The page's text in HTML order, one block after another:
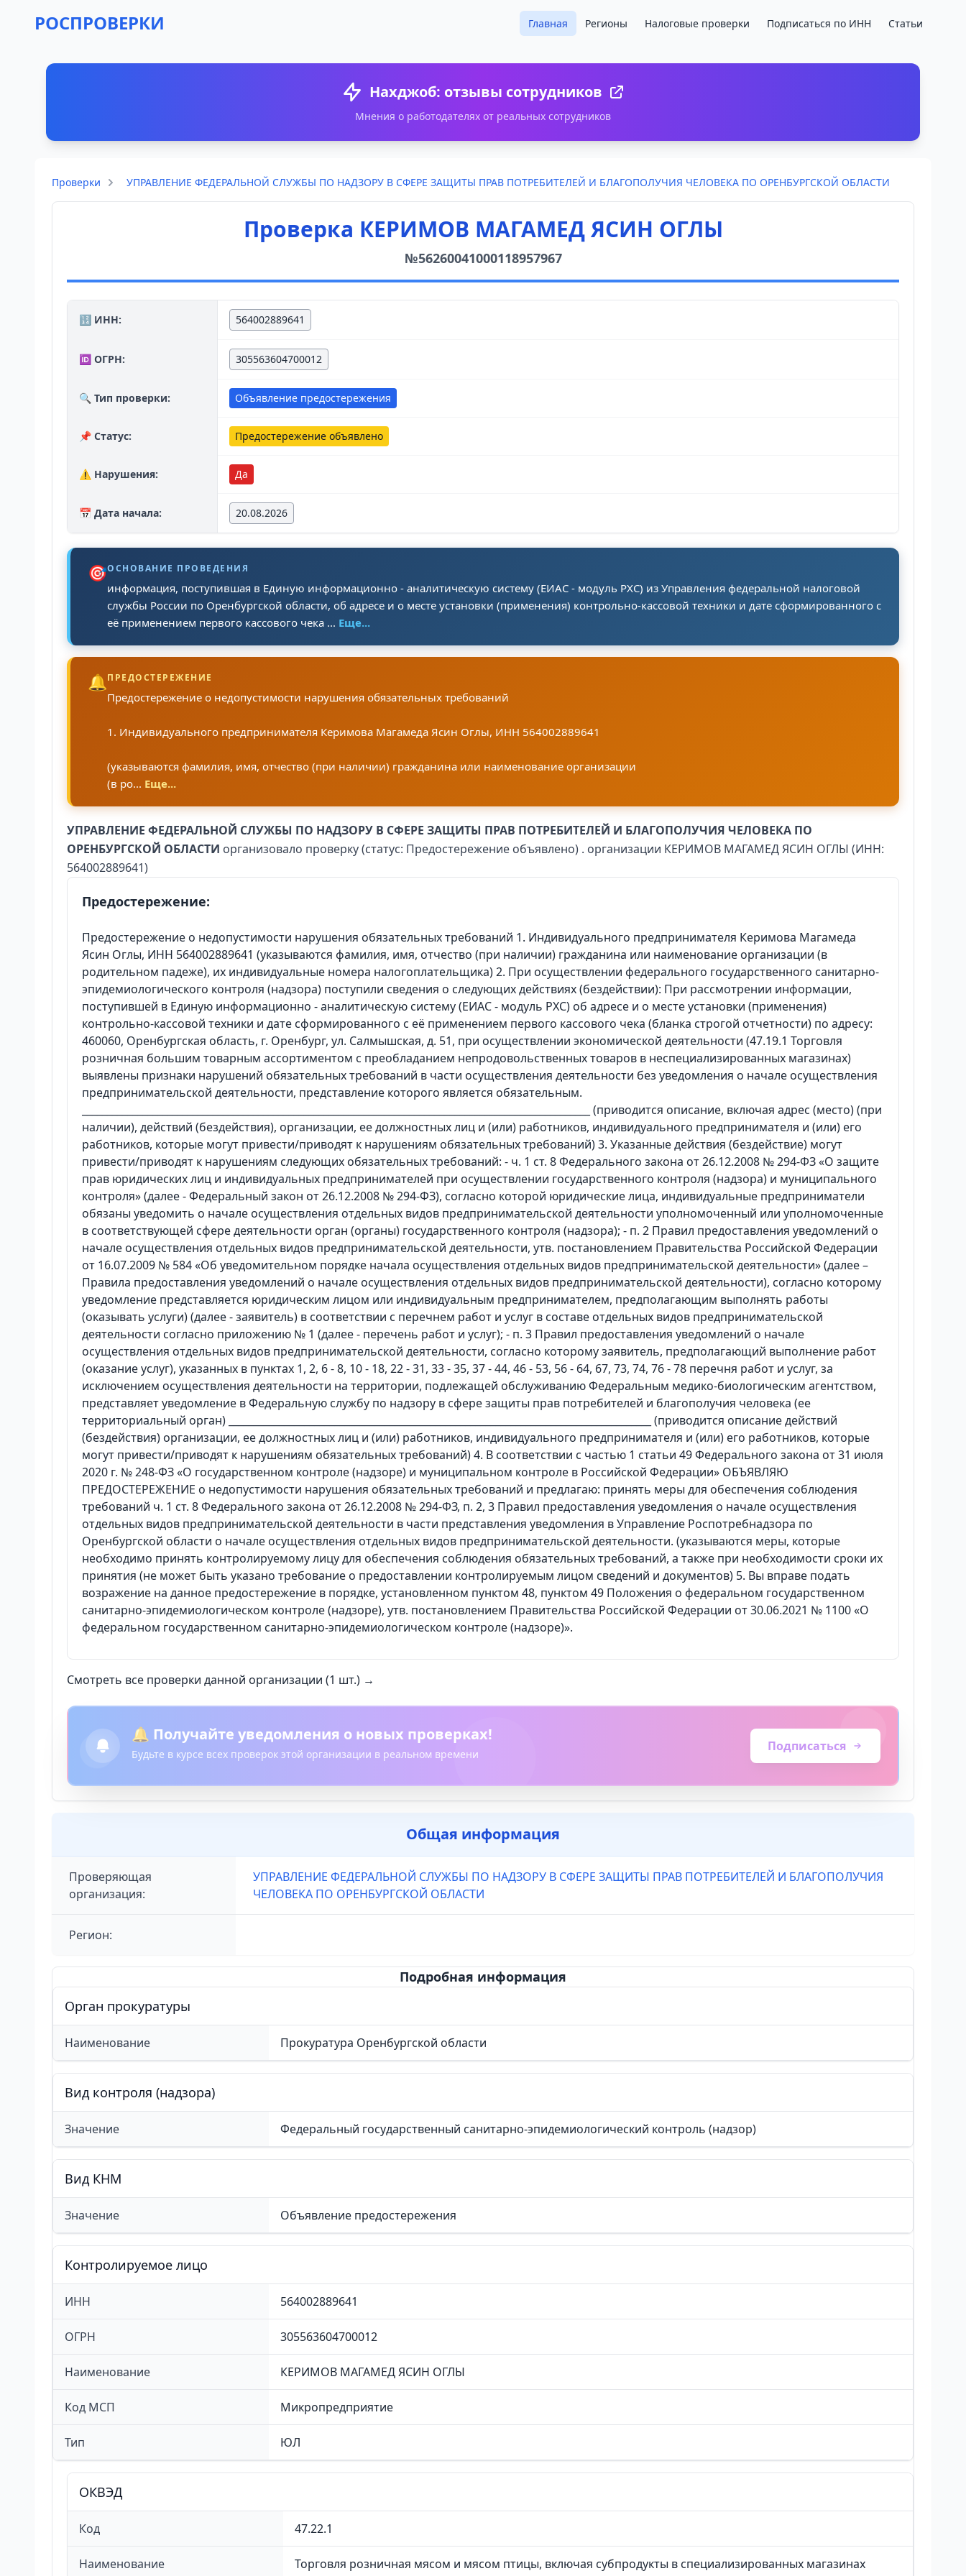
РОСПРОВЕРКИ Главная Регионы Налоговые проверки Подписаться по ИНН Статьи
Нахджоб: отзывы сотрудников
Мнения о работодателях от реальных сотрудников
Проверки УПРАВЛЕНИЕ ФЕДЕРАЛЬНОЙ СЛУЖБЫ ПО НАДЗОРУ В СФЕРЕ ЗАЩИТЫ ПРАВ ПОТРЕБИТЕЛЕЙ И БЛАГОПОЛУЧИЯ ЧЕЛОВЕКА ПО ОРЕНБУРГСКОЙ ОБЛАСТИ
Проверка КЕРИМОВ МАГАМЕД ЯСИН ОГЛЫ
№56260041000118957967
🔢 ИНН: 564002889641
🆔 ОГРН: 305563604700012
🔍 Тип проверки: Объявление предостережения
📌 Статус: Предостережение объявлено
⚠️ Нарушения: Да
📅 Дата начала: 20.08.2026
🎯ОСНОВАНИЕ ПРОВЕДЕНИЯ
информация, поступившая в Единую информационно - аналитическую систему (ЕИАС - модуль РХС) из Управления федеральной налоговой
службы России по Оренбургской области, об адресе и о месте установки (применения) контрольно-кассовой техники и дате сформированного с
её применением первого кассового чека ... Еще...
🔔ПРЕДОСТЕРЕЖЕНИЕ
Предостережение о недопустимости нарушения обязательных требований
1. Индивидуального предпринимателя Керимова Магамеда Ясин Оглы, ИНН 564002889641
(указываются фамилия, имя, отчество (при наличии) гражданина или наименование организации
(в ро... Еще...
УПРАВЛЕНИЕ ФЕДЕРАЛЬНОЙ СЛУЖБЫ ПО НАДЗОРУ В СФЕРЕ ЗАЩИТЫ ПРАВ ПОТРЕБИТЕЛЕЙ И БЛАГОПОЛУЧИЯ ЧЕЛОВЕКА ПО
ОРЕНБУРГСКОЙ ОБЛАСТИ организовало проверку (статус: Предостережение объявлено) . организации КЕРИМОВ МАГАМЕД ЯСИН ОГЛЫ (ИНН:
564002889641)
Предостережение:
Предостережение о недопустимости нарушения обязательных требований 1. Индивидуального предпринимателя Керимова Магамеда
Ясин Оглы, ИНН 564002889641 (указываются фамилия, имя, отчество (при наличии) гражданина или наименование организации (в
родительном падеже), их индивидуальные номера налогоплательщика) 2. При осуществлении федерального государственного санитарно-
эпидемиологического контроля (надзора) поступили сведения о следующих действиях (бездействии): При рассмотрении информации,
поступившей в Единую информационно - аналитическую систему (ЕИАС - модуль РХС) об адресе и о месте установки (применения)
контрольно-кассовой техники и дате сформированного с её применением первого кассового чека (бланка строгой отчетности) по адресу:
460060, Оренбургская область, г. Оренбург, ул. Салмышская, д. 51, при осуществлении экономической деятельности (47.19.1 Торговля
розничная большим товарным ассортиментом с преобладанием непродовольственных товаров в неспециализированных магазинах)
выявлены признаки нарушений обязательных требований в части осуществления деятельности без уведомления о начале осуществления
предпринимательской деятельности, представление которого является обязательным.
_____________________________________________________________________________________________________ (приводится описание, включая адрес (место) (при
наличии), действий (бездействия), организации, ее должностных лиц и (или) работников, индивидуального предпринимателя и (или) его
работников, которые могут привести/приводят к нарушениям обязательных требований) 3. Указанные действия (бездействие) могут
привести/приводят к нарушениям следующих обязательных требований: - ч. 1 ст. 8 Федерального закона от 26.12.2008 № 294-ФЗ «О защите
прав юридических лиц и индивидуальных предпринимателей при осуществлении государственного контроля (надзора) и муниципального
контроля» (далее - Федеральный закон от 26.12.2008 № 294-ФЗ), согласно которой юридические лица, индивидуальные предприниматели
обязаны уведомить о начале осуществления отдельных видов предпринимательской деятельности уполномоченный или уполномоченные
в соответствующей сфере деятельности орган (органы) государственного контроля (надзора); - п. 2 Правил предоставления уведомлений о
начале осуществления отдельных видов предпринимательской деятельности, утв. постановлением Правительства Российской Федерации
от 16.07.2009 № 584 «Об уведомительном порядке начала осуществления отдельных видов предпринимательской деятельности» (далее –
Правила предоставления уведомлений о начале осуществления отдельных видов предпринимательской деятельности), согласно которому
уведомление представляется юридическим лицом или индивидуальным предпринимателем, предполагающим выполнять работы
(оказывать услуги) (далее - заявитель) в соответствии с перечнем работ и услуг в составе отдельных видов предпринимательской
деятельности согласно приложению № 1 (далее - перечень работ и услуг); - п. 3 Правил предоставления уведомлений о начале
осуществления отдельных видов предпринимательской деятельности, согласно которому заявитель, предполагающий выполнение работ
(оказание услуг), указанных в пунктах 1, 2, 6 - 8, 10 - 18, 22 - 31, 33 - 35, 37 - 44, 46 - 53, 56 - 64, 67, 73, 74, 76 - 78 перечня работ и услуг, за
исключением осуществления деятельности на территории, подлежащей обслуживанию Федеральным медико-биологическим агентством,
представляет уведомление в Федеральную службу по надзору в сфере защиты прав потребителей и благополучия человека (ее
территориальный орган) ____________________________________________________________________________________ (приводится описание действий
(бездействия) организации, ее должностных лиц и (или) работников, индивидуального предпринимателя и (или) его работников, которые
могут привести/приводят к нарушениям обязательных требований) 4. В соответствии с частью 1 статьи 49 Федерального закона от 31 июля
2020 г. № 248-ФЗ «О государственном контроле (надзоре) и муниципальном контроле в Российской Федерации» ОБЪЯВЛЯЮ
ПРЕДОСТЕРЕЖЕНИЕ о недопустимости нарушения обязательных требований и предлагаю: принять меры для обеспечения соблюдения
требований ч. 1 ст. 8 Федерального закона от 26.12.2008 № 294-ФЗ, п. 2, 3 Правил предоставления уведомления о начале осуществления
отдельных видов предпринимательской деятельности в части представления уведомления в Управление Роспотребнадзора по
Оренбургской области о начале осуществления отдельных видов предпринимательской деятельности. (указываются меры, которые
необходимо принять контролируемому лицу для обеспечения соблюдения обязательных требований, а также при необходимости сроки их
принятия (не может быть указано требование о предоставлении контролируемым лицом сведений и документов) 5. Вы вправе подать
возражение на данное предостережение в порядке, установленном пунктом 48, пунктом 49 Положения о федеральном государственном
санитарно-эпидемиологическом контроле (надзоре), утв. постановлением Правительства Российской Федерации от 30.06.2021 № 1100 «О
федеральном государственном санитарно-эпидемиологическом контроле (надзоре)».
Смотреть все проверки данной организации (1 шт.) →
🔔 Получайте уведомления о новых проверках!
Будьте в курсе всех проверок этой организации в реальном времени
Подписаться
Общая информация
Проверяющая
организация:
УПРАВЛЕНИЕ ФЕДЕРАЛЬНОЙ СЛУЖБЫ ПО НАДЗОРУ В СФЕРЕ ЗАЩИТЫ ПРАВ ПОТРЕБИТЕЛЕЙ И БЛАГОПОЛУЧИЯ
ЧЕЛОВЕКА ПО ОРЕНБУРГСКОЙ ОБЛАСТИ
Регион:
Подробная информация
Орган прокуратуры
Наименование Прокуратура Оренбургской области
Вид контроля (надзора)
Значение Федеральный государственный санитарно-эпидемиологический контроль (надзор)
Вид КНМ
Значение Объявление предостережения
Контролируемое лицо
ИНН 564002889641
ОГРН 305563604700012
Наименование КЕРИМОВ МАГАМЕД ЯСИН ОГЛЫ
Код МСП Микропредприятие
Тип ЮЛ
ОКВЭД
Код 47.22.1
Наименование Торговля розничная мясом и мясом птицы, включая субпродукты в специализированных магазинах